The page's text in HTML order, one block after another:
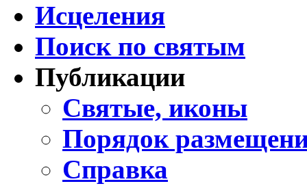
Исцеления
Поиск по святым
Публикации
Святые, иконы
Порядок
Справка